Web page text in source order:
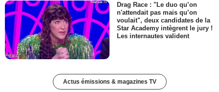
Drag Race : "Le duo qu’on
n'attendait pas mais qu’on
voulait", deux candidates de la
Star Academy intègrent le jury !
Les internautes valident
Actus émissions & magazines TV